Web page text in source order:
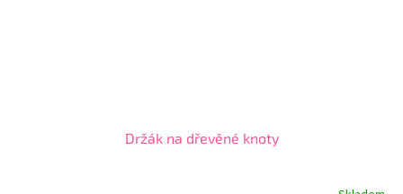
Držák na dřevěné knoty